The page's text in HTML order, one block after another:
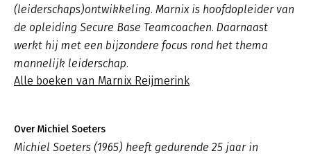
(leiderschaps)ontwikkeling. Marnix is hoofdopleider van
de opleiding Secure Base Teamcoachen. Daarnaast
werkt hij met een bijzondere focus rond het thema
mannelijk leiderschap.
Alle boeken van Marnix Reijmerink
Over Michiel Soeters
Michiel Soeters (1965) heeft gedurende 25 jaar in